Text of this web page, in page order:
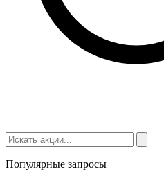
Популярные запросы